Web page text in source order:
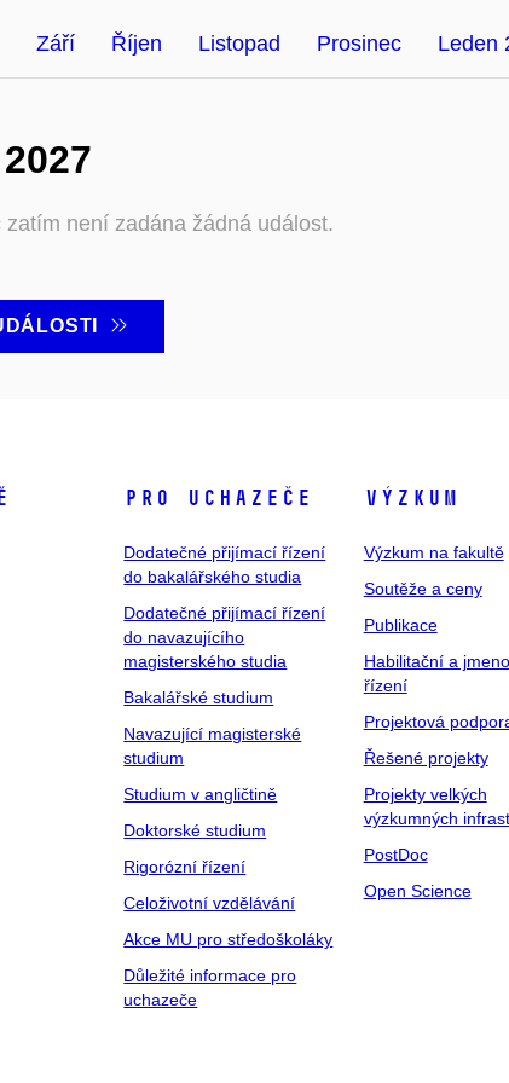
Září Říjen Listopad Prosinec Leden
zatím není zadána žádná událost.
Pro uchazeče
Dodatečné přijímací řízení
do bakalářského studia
Dodatečné přijímací řízení
do navazujícího
magisterského studia
Bakalářské studium
Navazující magisterské
studium
Studium v angličtině
Doktorské studium
Rigorózní řízení
Celoživotní vzdělávání
Akce MU pro středoškoláky
Důležité informace pro
uchazeče
Výzkum
Výzkum na fakultě
Soutěže a ceny
Publikace
Habilitační a
řízení
Projektová
Řešené projekty
Projekty velkých
výzkumných
PostDoc
Open Science